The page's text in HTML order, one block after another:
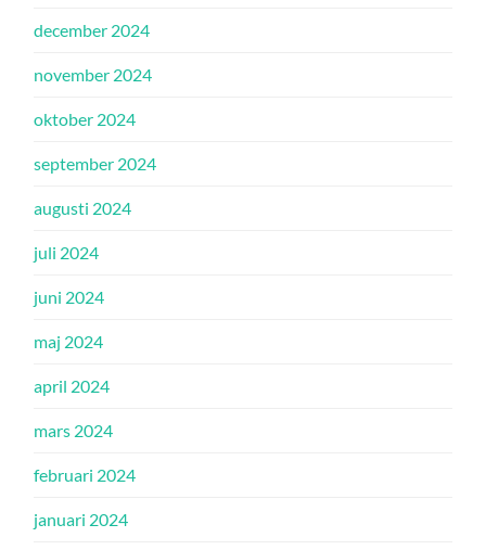
december 2024
november 2024
oktober 2024
september 2024
augusti 2024
juli 2024
juni 2024
maj 2024
april 2024
mars 2024
februari 2024
januari 2024